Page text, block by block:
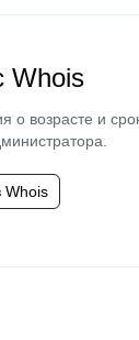
Whois
о возрасте и
Whois